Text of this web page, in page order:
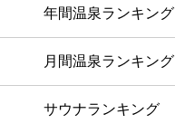
年間温泉ランキング
月間温泉ランキング
サウナランキング